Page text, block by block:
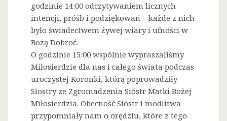
godzinie 14:00 odczytywaniem licznych
intencji, próśb i podziękowań – każde z nich
było świadectwem żywej wiary i ufności w
Bożą Dobroć.
O godzinie 15:00 wspólnie wypraszaliśmy
Miłosierdzie dla nas i całego świata podczas
uroczystej Koronki, którą poprowadziły
Siostry ze Zgromadzenia Sióstr Matki Bożej
Miłosierdzia. Obecność Sióstr i modlitwa
przypomniały nam o orędziu, które z tego